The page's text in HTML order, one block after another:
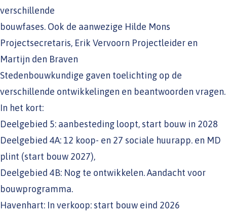
verschillende
bouwfases. Ook de aanwezige Hilde Mons
Projectsecretaris, Erik Vervoorn Projectleider en
Martijn den Braven
Stedenbouwkundige gaven toelichting op de
verschillende ontwikkelingen en beantwoorden vragen.
In het kort:
Deelgebied 5: aanbesteding loopt, start bouw in 2028
Deelgebied 4A: 12 koop- en 27 sociale huurapp. en MD
plint (start bouw 2027),
Deelgebied 4B: Nog te ontwikkelen. Aandacht voor
bouwprogramma.
Havenhart: In verkoop: start bouw eind 2026